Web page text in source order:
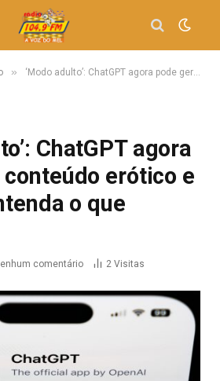
» ‘Modo adulto’: ChatGPT agora pode gerar conteúdo erótico e violento; entenda o que mudou
ChatGPT agora
erótico e
o que
comentário 2 Visitas